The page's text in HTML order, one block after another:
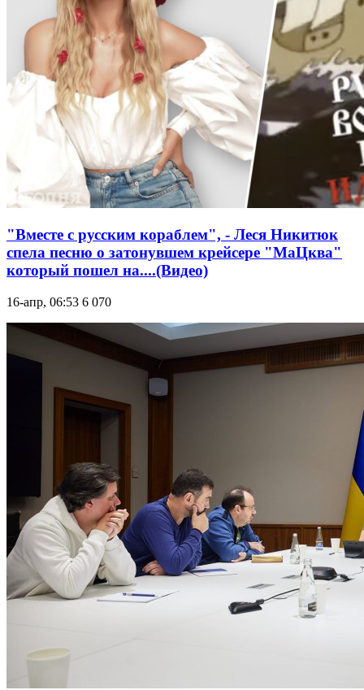
"Вместе с русским кораблем", - Леся Никитюк
спела песню о затонувшем крейсере "МаЦква"
который пошел на....(Видео)
16-апр, 06:53 6 070